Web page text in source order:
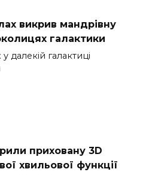
викрив мандрівну
галактики
далекій галактиці
приховану 3D
хвильової функції